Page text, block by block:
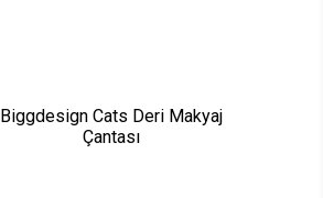
Biggdesign Cats Deri Makyaj
Çantası